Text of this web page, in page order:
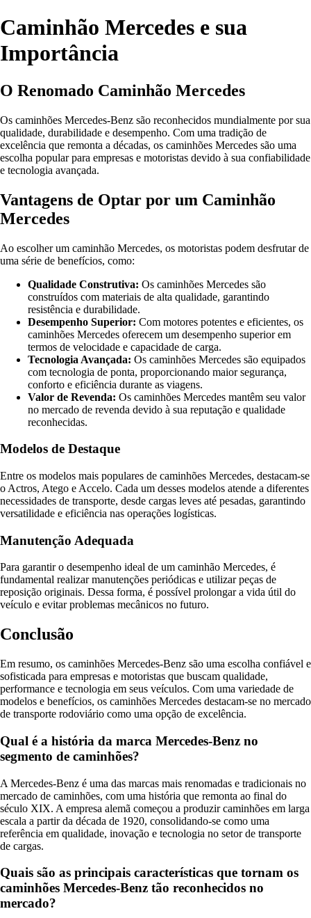
Caminhão Mercedes e sua
Importância
O Renomado Caminhão Mercedes
Os caminhões Mercedes-Benz são reconhecidos mundialmente por sua
qualidade, durabilidade e desempenho. Com uma tradição de
excelência que remonta a décadas, os caminhões Mercedes são uma
escolha popular para empresas e motoristas devido à sua confiabilidade
e tecnologia avançada.
Vantagens de Optar por um Caminhão
Mercedes
Ao escolher um caminhão Mercedes, os motoristas podem desfrutar de
uma série de benefícios, como:
Qualidade Construtiva: Os caminhões Mercedes são
construídos com materiais de alta qualidade, garantindo
resistência e durabilidade.
Desempenho Superior: Com motores potentes e eficientes, os
caminhões Mercedes oferecem um desempenho superior em
termos de velocidade e capacidade de carga.
Tecnologia Avançada: Os caminhões Mercedes são equipados
com tecnologia de ponta, proporcionando maior segurança,
conforto e eficiência durante as viagens.
Valor de Revenda: Os caminhões Mercedes mantêm seu valor
no mercado de revenda devido à sua reputação e qualidade
reconhecidas.
Modelos de Destaque
Entre os modelos mais populares de caminhões Mercedes, destacam-se
o Actros, Atego e Accelo. Cada um desses modelos atende a diferentes
necessidades de transporte, desde cargas leves até pesadas, garantindo
versatilidade e eficiência nas operações logísticas.
Manutenção Adequada
Para garantir o desempenho ideal de um caminhão Mercedes, é
fundamental realizar manutenções periódicas e utilizar peças de
reposição originais. Dessa forma, é possível prolongar a vida útil do
veículo e evitar problemas mecânicos no futuro.
Conclusão
Em resumo, os caminhões Mercedes-Benz são uma escolha confiável e
sofisticada para empresas e motoristas que buscam qualidade,
performance e tecnologia em seus veículos. Com uma variedade de
modelos e benefícios, os caminhões Mercedes destacam-se no mercado
de transporte rodoviário como uma opção de excelência.
Qual é a história da marca Mercedes-Benz no
segmento de caminhões?
A Mercedes-Benz é uma das marcas mais renomadas e tradicionais no
mercado de caminhões, com uma história que remonta ao final do
século XIX. A empresa alemã começou a produzir caminhões em larga
escala a partir da década de 1920, consolidando-se como uma
referência em qualidade, inovação e tecnologia no setor de transporte
de cargas.
Quais são as principais características que tornam os
caminhões Mercedes-Benz tão reconhecidos no
mercado?